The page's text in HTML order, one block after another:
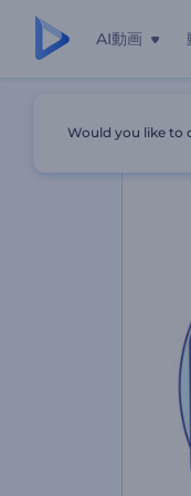
AI動画
Would you like to